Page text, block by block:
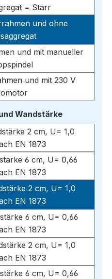
= Starr
und ohne
und mit manueller
und mit 230 V
Wandstärkeauswählen
2 cm, U= 1,0
EN 1873
6 cm, U= 0,66
EN 1873
2 cm, U= 1,0
EN 1873
6 cm, U= 0,66
EN 1873
2 cm, U= 1,0
EN 1873
6 cm, U= 0,66